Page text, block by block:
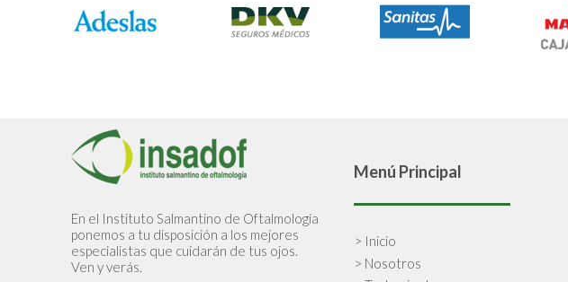
En el Instituto Salmantino de Oftalmología
ponemos a tu disposición a los mejores
especialistas que cuidarán de tus ojos.
Ven y verás.
Menú Principal
> Inicio
> Nosotros